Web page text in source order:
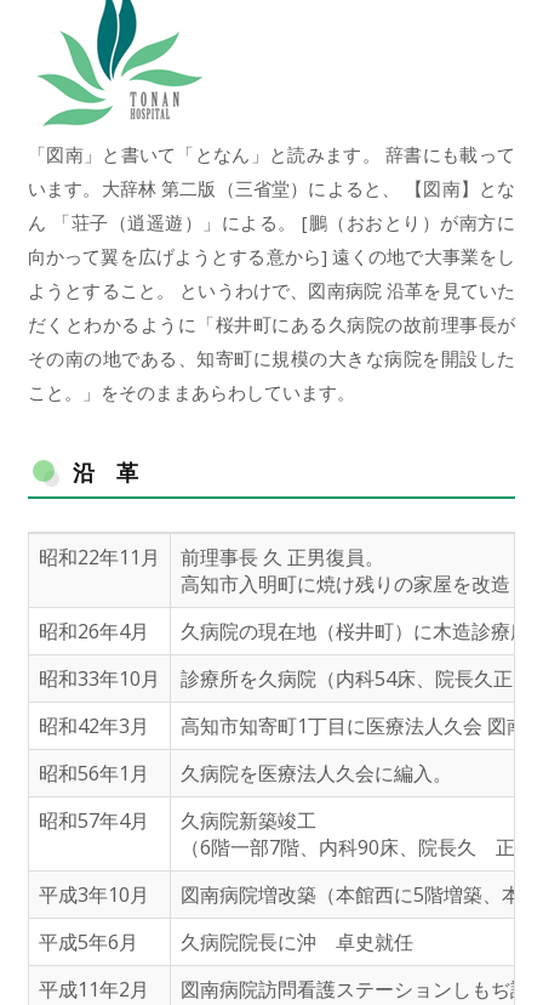
「図南」と書いて「となん」と読みます。 辞書にも載って
います。大辞林 第二版（三省堂）によると、 【図南】とな
ん 「荘子（逍遥遊）」による。 [鵬（おおとり）が南方に
向かって翼を広げようとする意から] 遠くの地で大事業をし
ようとすること。 というわけで、図南病院 沿革を見ていた
だくとわかるように「桜井町にある久病院の故前理事長が
その南の地である、知寄町に規模の大きな病院を開設した
こと。」をそのままあらわしています。
沿 革
昭和22年11月
前理事長 久 正男復員。
高知市入明町に焼け残りの家屋を改造し
昭和26年4月
久病院の現在地（桜井町）に木造診療所
昭和33年10月
診療所を久病院（内科54床、院長久正男
昭和42年3月
高知市知寄町1丁目に医療法人久会 図南
昭和56年1月
久病院を医療法人久会に編入。
昭和57年4月
久病院新築竣工
（6階一部7階、内科90床、院長久 正男
平成3年10月
図南病院増改築（本館西に5階増築、本
平成5年6月
久病院院長に沖 卓史就任
平成11年2月
図南病院訪問看護ステーションしもぢ設